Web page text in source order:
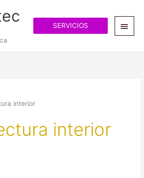
SERVICIOS
interior
interior